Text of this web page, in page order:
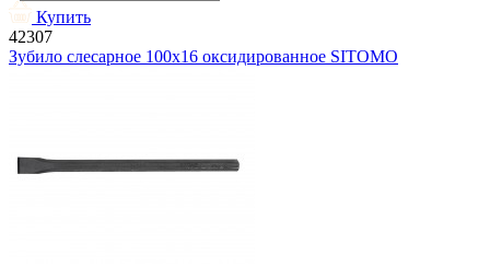
Купить
42307
Зубило слесарное 100х16 оксидированное SITOMO